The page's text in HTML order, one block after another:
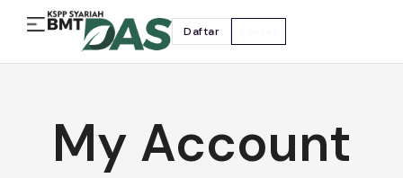
Daftar
My Account